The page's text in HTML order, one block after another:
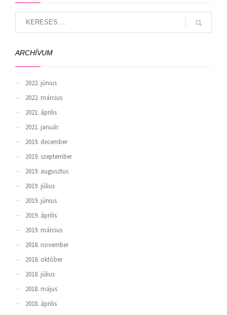
ARCHÍVUM
2022. június
2022. március
2021. április
2021. január
2019. december
2019. szeptember
2019. augusztus
2019. július
2019. június
2019. április
2019. március
2018. november
2018. október
2018. július
2018. május
2018. április